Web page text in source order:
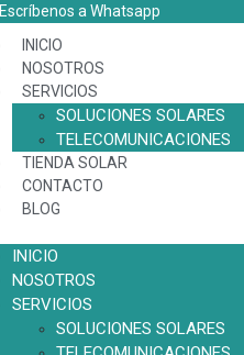
Escríbenos a Whatsapp
INICIO
NOSOTROS
SERVICIOS
SOLUCIONES SOLARES
TELECOMUNICACIONES
TIENDA SOLAR
CONTACTO
BLOG
INICIO
NOSOTROS
SERVICIOS
SOLUCIONES SOLARES